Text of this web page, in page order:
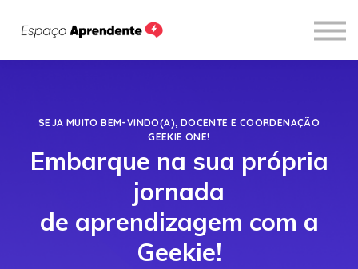
Sobre
SEJA MUITO BEM-VINDO(A), DOCENTE E COORDENAÇÃO
GEEKIE ONE!
Embarque na sua própria
jornada
de aprendizagem com a
Geekie!